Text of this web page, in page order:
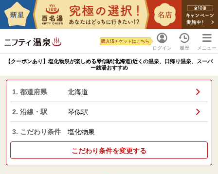
ログイン
購入済チケットはこちら
履歴 メニュー
【クーポンあり】塩化物泉が楽しめる琴似駅(北海道)近くの温泉、日帰り温泉、スーパ
ー銭湯おすすめ
1. 都道府県 北海道
2. 沿線・駅 琴似駅
3. こだわり条件 塩化物泉
こだわり条件を変更する